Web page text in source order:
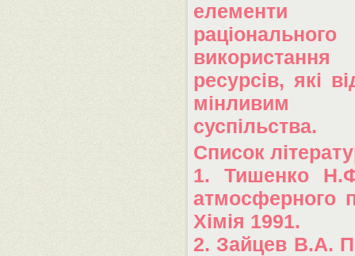
елементи
раціонального
використання
ресурсів, які
мінливим
суспільства.
Список
1. Тишенко
атмосферного
Хімія 1991.
2. Зайцев В.А.